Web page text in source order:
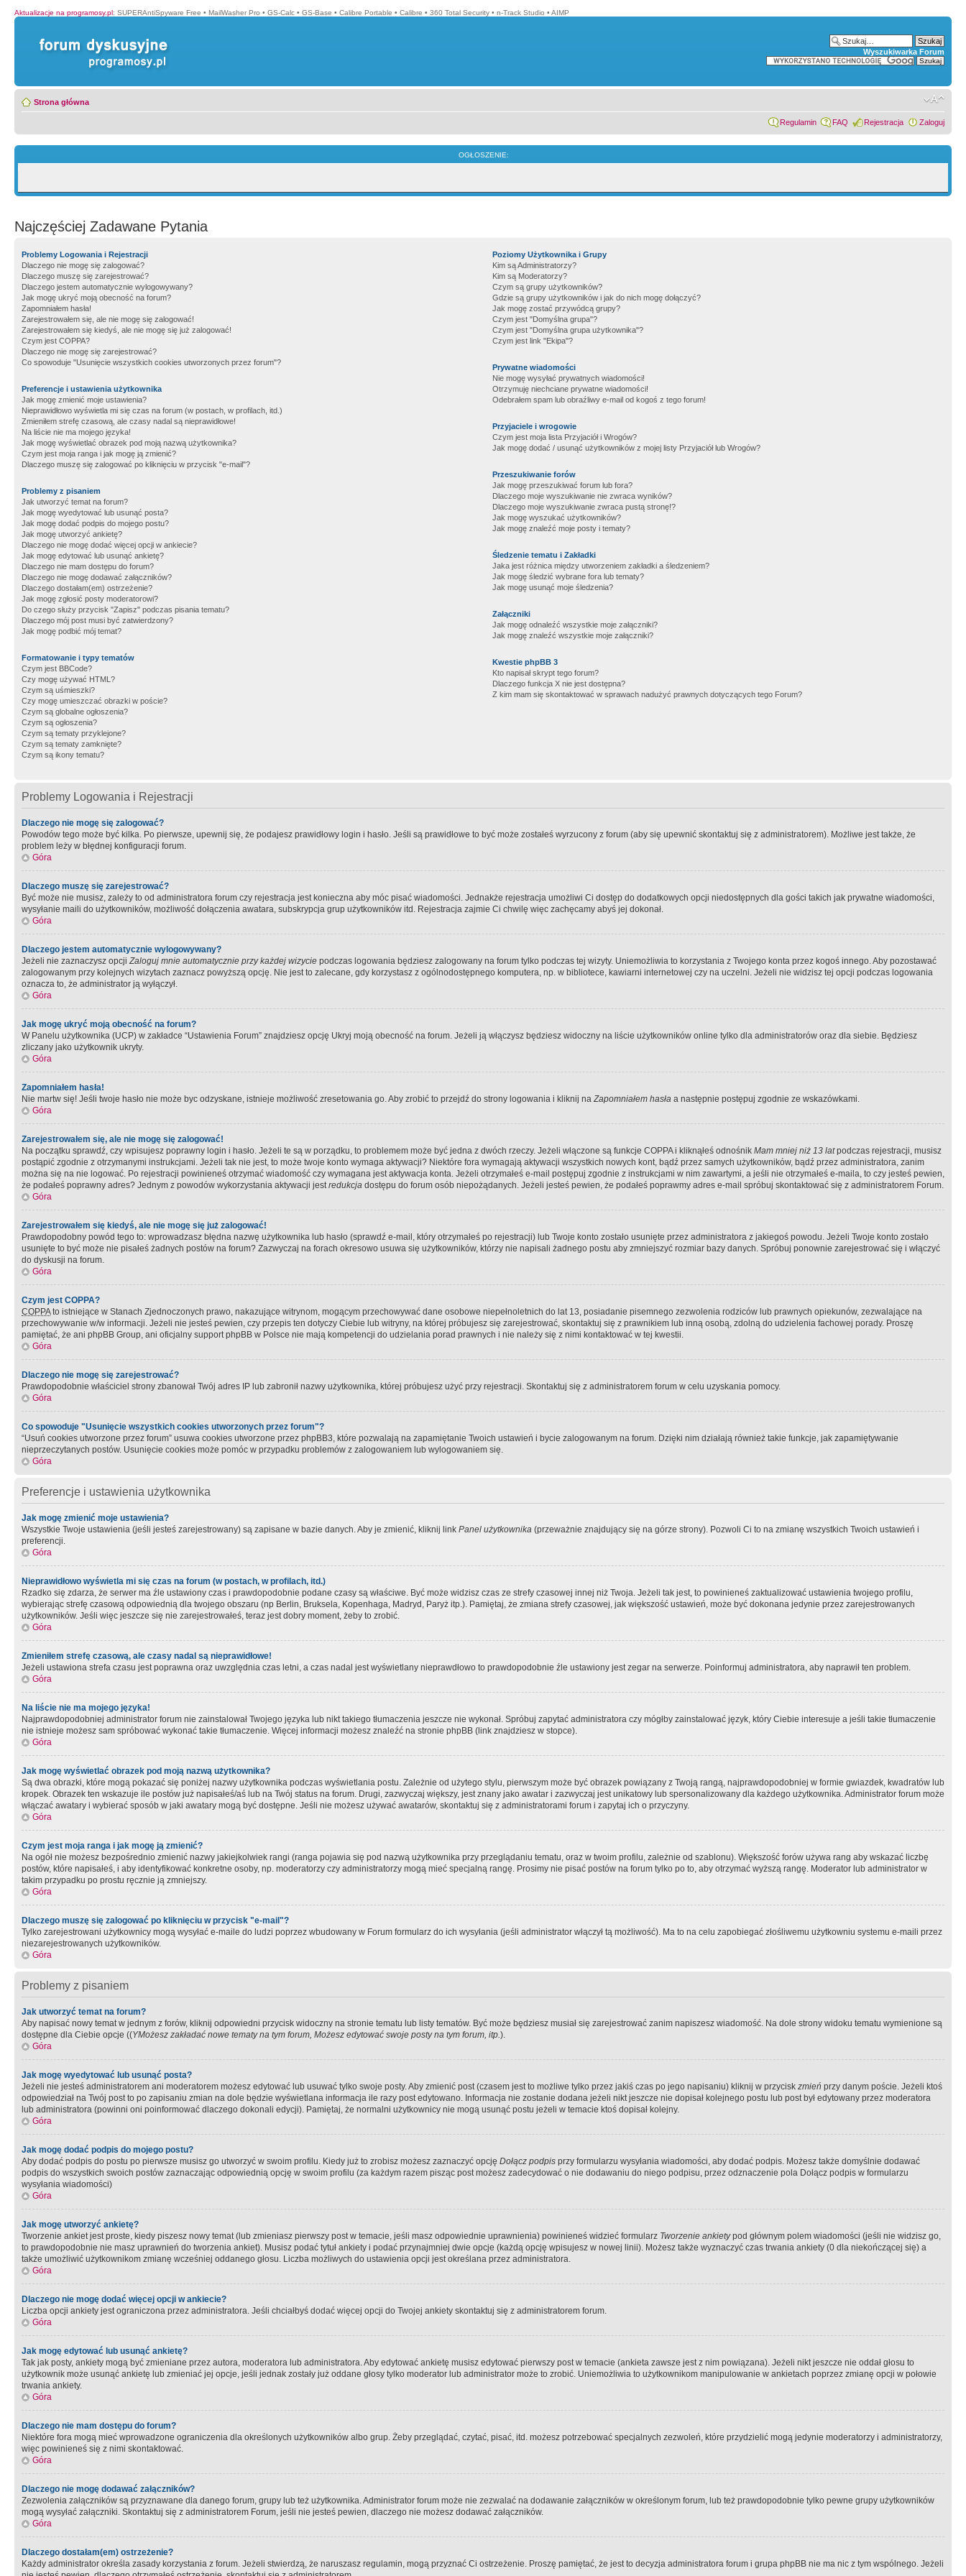
Aktualizacje na programosy.pl: SUPERAntiSpyware Free • MailWasher Pro • GS-Calc • GS-Base • Calibre Portable • Calibre • 360 Total Security • n-Track Studio • AIMP
Wyszukiwarka Forum
Strona główna
Regulamin FAQ Rejestracja Zaloguj
OGŁOSZENIE:
Najczęściej Zadawane Pytania
Problemy Logowania i Rejestracji
Dlaczego nie mogę się zalogować?
Dlaczego muszę się zarejestrować?
Dlaczego jestem automatycznie wylogowywany?
Jak mogę ukryć moją obecność na forum?
Zapomniałem hasła!
Zarejestrowałem się, ale nie mogę się zalogować!
Zarejestrowałem się kiedyś, ale nie mogę się już zalogować!
Czym jest COPPA?
Dlaczego nie mogę się zarejestrować?
Co spowoduje "Usunięcie wszystkich cookies utworzonych przez forum"?
Preferencje i ustawienia użytkownika
Jak mogę zmienić moje ustawienia?
Nieprawidłowo wyświetla mi się czas na forum (w postach, w profilach, itd.)
Zmieniłem strefę czasową, ale czasy nadal są nieprawidłowe!
Na liście nie ma mojego języka!
Jak mogę wyświetlać obrazek pod moją nazwą użytkownika?
Czym jest moja ranga i jak mogę ją zmienić?
Dlaczego muszę się zalogować po kliknięciu w przycisk "e-mail"?
Problemy z pisaniem
Jak utworzyć temat na forum?
Jak mogę wyedytować lub usunąć posta?
Jak mogę dodać podpis do mojego postu?
Jak mogę utworzyć ankietę?
Dlaczego nie mogę dodać więcej opcji w ankiecie?
Jak mogę edytować lub usunąć ankietę?
Dlaczego nie mam dostępu do forum?
Dlaczego nie mogę dodawać załączników?
Dlaczego dostałam(em) ostrzeżenie?
Jak mogę zgłosić posty moderatorowi?
Do czego służy przycisk "Zapisz" podczas pisania tematu?
Dlaczego mój post musi być zatwierdzony?
Jak mogę podbić mój temat?
Formatowanie i typy tematów
Czym jest BBCode?
Czy mogę używać HTML?
Czym są uśmieszki?
Czy mogę umieszczać obrazki w poście?
Czym są globalne ogłoszenia?
Czym są ogłoszenia?
Czym są tematy przyklejone?
Czym są tematy zamknięte?
Czym są ikony tematu?
Poziomy Użytkownika i Grupy
Kim są Administratorzy?
Kim są Moderatorzy?
Czym są grupy użytkowników?
Gdzie są grupy użytkowników i jak do nich mogę dołączyć?
Jak mogę zostać przywódcą grupy?
Czym jest "Domyślna grupa"?
Czym jest "Domyślna grupa użytkownika"?
Czym jest link "Ekipa"?
Prywatne wiadomości
Nie mogę wysyłać prywatnych wiadomości!
Otrzymuję niechciane prywatne wiadomości!
Odebrałem spam lub obraźliwy e-mail od kogoś z tego forum!
Przyjaciele i wrogowie
Czym jest moja lista Przyjaciół i Wrogów?
Jak mogę dodać / usunąć użytkowników z mojej listy Przyjaciół lub Wrogów?
Przeszukiwanie forów
Jak mogę przeszukiwać forum lub fora?
Dlaczego moje wyszukiwanie nie zwraca wyników?
Dlaczego moje wyszukiwanie zwraca pustą stronę!?
Jak mogę wyszukać użytkowników?
Jak mogę znaleźć moje posty i tematy?
Śledzenie tematu i Zakładki
Jaka jest różnica między utworzeniem zakładki a śledzeniem?
Jak mogę śledzić wybrane fora lub tematy?
Jak mogę usunąć moje śledzenia?
Załączniki
Jak mogę odnaleźć wszystkie moje załączniki?
Jak mogę znaleźć wszystkie moje załączniki?
Kwestie phpBB 3
Kto napisał skrypt tego forum?
Dlaczego funkcja X nie jest dostępna?
Z kim mam się skontaktować w sprawach nadużyć prawnych dotyczących tego Forum?
Problemy Logowania i Rejestracji
Dlaczego nie mogę się zalogować?
Powodów tego może być kilka. Po pierwsze, upewnij się, że podajesz prawidłowy login i hasło. Jeśli są prawidłowe to być może zostałeś wyrzucony z forum (aby się upewnić skontaktuj się z administratorem). Możliwe jest także, że
problem leży w błędnej konfiguracji forum.
Góra
Dlaczego muszę się zarejestrować?
Być może nie musisz, zależy to od administratora forum czy rejestracja jest konieczna aby móc pisać wiadomości. Jednakże rejestracja umożliwi Ci dostęp do dodatkowych opcji niedostępnych dla gości takich jak prywatne wiadomości,
wysyłanie maili do użytkowników, możliwość dołączenia awatara, subskrypcja grup użytkowników itd. Rejestracja zajmie Ci chwilę więc zachęcamy abyś jej dokonał.
Góra
Dlaczego jestem automatycznie wylogowywany?
Jeżeli nie zaznaczysz opcjiZaloguj mnie automatycznie przy każdej wizycie podczas logowania będziesz zalogowany na forum tylko podczas tej wizyty. Uniemożliwia to korzystania z Twojego konta przez kogoś innego. Aby pozostawać
zalogowanym przy kolejnych wizytach zaznacz powyższą opcję. Nie jest to zalecane, gdy korzystasz z ogólnodostępnego komputera, np. w bibliotece, kawiarni internetowej czy na uczelni. Jeżeli nie widzisz tej opcji podczas logowania
oznacza to, że administrator ją wyłączył.
Góra
Jak mogę ukryć moją obecność na forum?
W Panelu użytkownika (UCP) w zakładce “Ustawienia Forum” znajdziesz opcję Ukryj moją obecność na forum. Jeżeli ją włączysz będziesz widoczny na liście użytkowników online tylko dla administratorów oraz dla siebie. Będziesz
zliczany jako użytkownik ukryty.
Góra
Zapomniałem hasła!
Nie martw się! Jeśli twoje hasło nie może byc odzyskane, istnieje możliwość zresetowania go. Aby zrobić to przejdź do strony logowania i kliknij naZapomniałem hasła a następnie postępuj zgodnie ze wskazówkami.
Góra
Zarejestrowałem się, ale nie mogę się zalogować!
Na początku sprawdź, czy wpisujesz poprawny login i hasło. Jeżeli te są w porządku, to problemem może być jedna z dwóch rzeczy. Jeżeli włączone są funkcje COPPA i kliknąłeś odnośnik Mam mniej niż 13 latpodczas rejestracji, musisz
postąpić zgodnie z otrzymanymi instrukcjami. Jeżeli tak nie jest, to może twoje konto wymaga aktywacji? Niektóre fora wymagają aktywacji wszystkich nowych kont, bądź przez samych użytkowników, bądź przez administratora, zanim
można się na nie logować. Po rejestracji powinieneś otrzymać wiadomość czy wymagana jest aktywacja konta. Jeżeli otrzymałeś e-mail postępuj zgodnie z instrukcjami w nim zawartymi, a jeśli nie otrzymałeś e-maila, to czy jesteś pewien,
że podałeś poprawny adres? Jednym z powodów wykorzystania aktywacji jestredukcja dostępu do forum osób niepożądanych. Jeżeli jesteś pewien, że podałeś poprawmy adres e-mail spróbuj skontaktować się z administratorem Forum.
Góra
Zarejestrowałem się kiedyś, ale nie mogę się już zalogować!
Prawdopodobny powód tego to: wprowadzasz błędna nazwę użytkownika lub hasło (sprawdź e-mail, który otrzymałeś po rejestracji) lub Twoje konto zostało usunięte przez administratora z jakiegoś powodu. Jeżeli Twoje konto zostało
usunięte to być może nie pisałeś żadnych postów na forum? Zazwyczaj na forach okresowo usuwa się użytkowników, którzy nie napisali żadnego postu aby zmniejszyć rozmiar bazy danych. Spróbuj ponownie zarejestrować się i włączyć
do dyskusji na forum.
Góra
Czym jest COPPA?
COPPAto istniejące w Stanach Zjednoczonych prawo, nakazujące witrynom, mogącym przechowywać dane osobowe niepełnoletnich do lat 13, posiadanie pisemnego zezwolenia rodziców lub prawnych opiekunów, zezwalające na
przechowywanie w/w informacji. Jeżeli nie jesteś pewien, czy przepis ten dotyczy Ciebie lub witryny, na której próbujesz się zarejestrować, skontaktuj się z prawnikiem lub inną osobą, zdolną do udzielenia fachowej porady. Proszę
pamiętać, że ani phpBB Group, ani oficjalny support phpBB w Polsce nie mają kompetencji do udzielania porad prawnych i nie należy się z nimi kontaktować w tej kwestii.
Góra
Dlaczego nie mogę się zarejestrować?
Prawdopodobnie właściciel strony zbanował Twój adres IP lub zabronił nazwy użytkownika, której próbujesz użyć przy rejestracji. Skontaktuj się z administratorem forum w celu uzyskania pomocy.
Góra
Co spowoduje "Usunięcie wszystkich cookies utworzonych przez forum"?
“Usuń cookies utworzone przez forum” usuwa cookies utworzone przez phpBB3, które pozwalają na zapamiętanie Twoich ustawień i bycie zalogowanym na forum. Dzięki nim działają również takie funkcje, jak zapamiętywanie
nieprzeczytanych postów. Usunięcie cookies może pomóc w przypadku problemów z zalogowaniem lub wylogowaniem się.
Góra
Preferencje i ustawienia użytkownika
Jak mogę zmienić moje ustawienia?
Wszystkie Twoje ustawienia (jeśli jesteś zarejestrowany) są zapisane w bazie danych. Aby je zmienić, kliknij link Panel użytkownika (przeważnie znajdujący się na górze strony). Pozwoli Ci to na zmianę wszystkich Twoich ustawień i
preferencji.
Góra
Nieprawidłowo wyświetla mi się czas na forum (w postach, w profilach, itd.)
Rzadko się zdarza, że serwer ma źle ustawiony czas i prawdopodobnie podane czasy są właściwe. Być może widzisz czas ze strefy czasowej innej niż Twoja. Jeżeli tak jest, to powinieneś zaktualizować ustawienia twojego profilu,
wybierając strefę czasową odpowiednią dla twojego obszaru (np Berlin, Bruksela, Kopenhaga, Madryd, Paryż itp.). Pamiętaj, że zmiana strefy czasowej, jak większość ustawień, może być dokonana jedynie przez zarejestrowanych
użytkowników. Jeśli więc jeszcze się nie zarejestrowałeś, teraz jest dobry moment, żeby to zrobić.
Góra
Zmieniłem strefę czasową, ale czasy nadal są nieprawidłowe!
Jeżeli ustawiona strefa czasu jest poprawna oraz uwzględnia czas letni, a czas nadal jest wyświetlany nieprawdłowo to prawdopodobnie źle ustawiony jest zegar na serwerze. Poinformuj administratora, aby naprawił ten problem.
Góra
Na liście nie ma mojego języka!
Najprawdopodobniej administrator forum nie zainstalował Twojego języka lub nikt takiego tłumaczenia jeszcze nie wykonał. Spróbuj zapytać administratora czy mógłby zainstalować język, który Ciebie interesuje a jeśli takie tłumaczenie
nie istnieje możesz sam spróbować wykonać takie tłumaczenie. Więcej informacji możesz znaleźć na stronie phpBB (link znajdziesz w stopce).
Góra
Jak mogę wyświetlać obrazek pod moją nazwą użytkownika?
Są dwa obrazki, które mogą pokazać się poniżej nazwy użytkownika podczas wyświetlania postu. Zależnie od użytego stylu, pierwszym może być obrazek powiązany z Twoją rangą, najprawdopodobniej w formie gwiazdek, kwadratów lub
kropek. Obrazek ten wskazuje ile postów już napisałeś/aś lub na Twój status na forum. Drugi, zazwyczaj większy, jest znany jako awatar i zazwyczaj jest unikatowy lub spersonalizowany dla każdego użytkownika. Administrator forum może
włączać awatary i wybierać sposób w jaki awatary mogą być dostępne. Jeśli nie możesz używać awatarów, skontaktuj się z administratorami forum i zapytaj ich o przyczyny.
Góra
Czym jest moja ranga i jak mogę ją zmienić?
Na ogół nie możesz bezpośrednio zmienić nazwy jakiejkolwiek rangi (ranga pojawia się pod nazwą użytkownika przy przeglądaniu tematu, oraz w twoim profilu, zależnie od szablonu). Większość forów używa rang aby wskazać liczbę
postów, które napisałeś, i aby identyfikować konkretne osoby, np. moderatorzy czy administratorzy mogą mieć specjalną rangę. Prosimy nie pisać postów na forum tylko po to, aby otrzymać wyższą rangę. Moderator lub administrator w
takim przypadku po prostu ręcznie ją zmniejszy.
Góra
Dlaczego muszę się zalogować po kliknięciu w przycisk "e-mail"?
Tylko zarejestrowani użytkownicy mogą wysyłać e-maile do ludzi poprzez wbudowany w Forum formularz do ich wysyłania (jeśli administrator włączył tą możliwość). Ma to na celu zapobiegać złośliwemu użytkowniu systemu e-maili przez
niezarejestrowanych użytkowników.
Góra
Problemy z pisaniem
Jak utworzyć temat na forum?
Aby napisać nowy temat w jednym z forów, kliknij odpowiedni przycisk widoczny na stronie tematu lub listy tematów. Być może będziesz musiał się zarejestrować zanim napiszesz wiadomość. Na dole strony widoku tematu wymienione są
dostępne dla Ciebie opcje ((YMożesz zakładać nowe tematy na tym forum, Możesz edytować swoje posty na tym forum, itp.).
Góra
Jak mogę wyedytować lub usunąć posta?
Jeżeli nie jesteś administratorem ani moderatorem możesz edytować lub usuwać tylko swoje posty. Aby zmienić post (czasem jest to możliwe tylko przez jakiś czas po jego napisaniu) kliknij w przycisk zmień przy danym poście. Jeżeli ktoś
odpowiedział na Twój post to po zapisaniu zmian na dole będzie wyświetlana informacja ile razy post edytowano. Informacja nie zostanie dodana jeżeli nikt jeszcze nie dopisał kolejnego postu lub post był edytowany przez moderatora
lub administratora (powinni oni poinformować dlaczego dokonali edycji). Pamiętaj, że normalni użytkownicy nie mogą usunąć postu jeżeli w temacie ktoś dopisał kolejny.
Góra
Jak mogę dodać podpis do mojego postu?
Aby dodać podpis do postu po pierwsze musisz go utworzyć w swoim profilu. Kiedy już to zrobisz możesz zaznaczyć opcję Dołącz podpis przy formularzu wysyłania wiadomości, aby dodać podpis. Możesz także domyślnie dodawać
podpis do wszystkich swoich postów zaznaczając odpowiednią opcję w swoim profilu (za każdym razem pisząc post możesz zadecydować o nie dodawaniu do niego podpisu, przez odznaczenie pola Dołącz podpis w formularzu
wysyłania wiadomości)
Góra
Jak mogę utworzyć ankietę?
Tworzenie ankiet jest proste, kiedy piszesz nowy temat (lub zmieniasz pierwszy post w temacie, jeśli masz odpowiednie uprawnienia) powinieneś widzieć formularz Tworzenie ankietypod głównym polem wiadomości (jeśli nie widzisz go,
to prawdopodobnie nie masz uprawnień do tworzenia ankiet). Musisz podać tytuł ankiety i podać przynajmniej dwie opcje (każdą opcję wpisujesz w nowej linii). Możesz także wyznaczyć czas trwania ankiety (0 dla niekończącej się) a
także umożliwić użytkownikom zmianę wcześniej oddanego głosu. Liczba możliwych do ustawienia opcji jest określana przez administratora.
Góra
Dlaczego nie mogę dodać więcej opcji w ankiecie?
Liczba opcji ankiety jest ograniczona przez administratora. Jeśli chciałbyś dodać więcej opcji do Twojej ankiety skontaktuj się z administratorem forum.
Góra
Jak mogę edytować lub usunąć ankietę?
Tak jak posty, ankiety mogą być zmieniane przez autora, moderatora lub administratora. Aby edytować ankietę musisz edytować pierwszy post w temacie (ankieta zawsze jest z nim powiązana). Jeżeli nikt jeszcze nie oddał głosu to
użytkownik może usunąć ankietę lub zmieniać jej opcje, jeśli jednak zostały już oddane głosy tylko moderator lub administrator może to zrobić. Uniemożliwia to użytkownikom manipulowanie w ankietach poprzez zmianę opcji w połowie
trwania ankiety.
Góra
Dlaczego nie mam dostępu do forum?
Niektóre fora mogą mieć wprowadzone ograniczenia dla określonych użytkowników albo grup. Żeby przeglądać, czytać, pisać, itd. możesz potrzebować specjalnych zezwoleń, które przydzielić mogą jedynie moderatorzy i administratorzy,
więc powinieneś się z nimi skontaktować.
Góra
Dlaczego nie mogę dodawać załączników?
Zezwolenia załączników są przyznawane dla danego forum, grupy lub też użytkownika. Administrator forum może nie zezwalać na dodawanie załączników w określonym forum, lub też prawdopodobnie tylko pewne grupy użytkowników
mogą wysyłać załączniki. Skontaktuj się z administratorem Forum, jeśli nie jesteś pewien, dlaczego nie możesz dodawać załączników.
Góra
Dlaczego dostałam(em) ostrzeżenie?
Każdy administrator określa zasady korzystania z forum. Jeżeli stwierdzą, że naruszasz regulamin, mogą przyznać Ci ostrzeżenie. Proszę pamiętać, że jest to decyzja administratora forum i grupa phpBB nie ma nic z tym wspólnego. Jeżeli